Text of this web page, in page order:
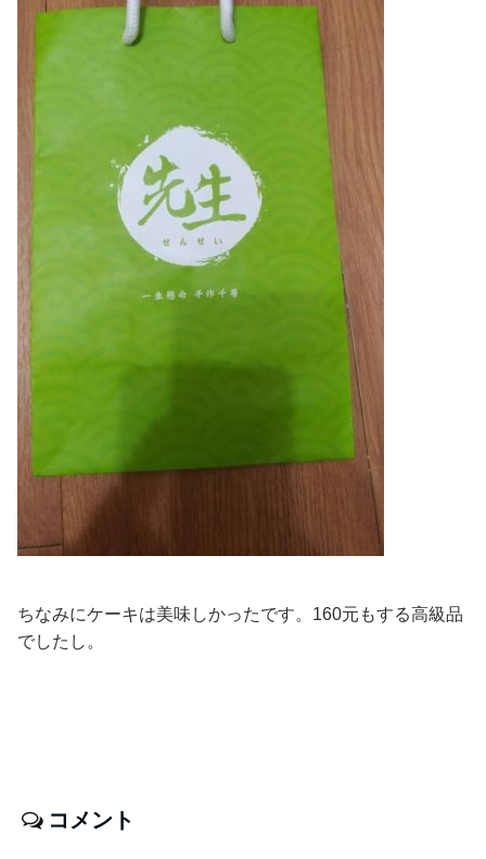
ちなみにケーキは美味しかったです。160元もする高級品
でしたし。
コメント